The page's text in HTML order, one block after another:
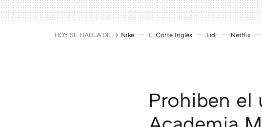
HOY SE HABLA DE Nike El Corte Inglés Lidl Netflix
Prohiben el